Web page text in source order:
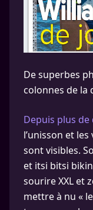
De superbes
colonnes de la
Depuis plus de
l’unisson et
sont visibles.
et itsi bitsi
sourire XXL et
mettre à nu «